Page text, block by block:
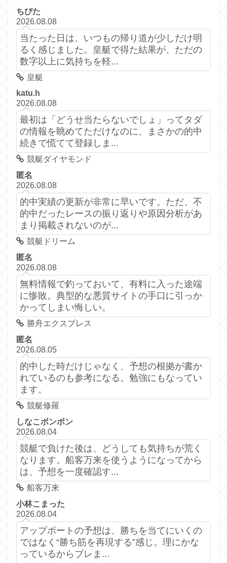
ちびた
2026.08.08
当たった日は、いつもの帰り道が少しだけ明
るく感じました。皇艇で得た結果が、ただの
数字以上に気持ちを軽...
皇艇
katu.h
2026.08.08
最初は「どうせ当たらないでしょ」ってタダ
の情報を眺めてただけなのに、まさかの的中
続きで慌てて登録しま...
競艇ダイヤモンド
匿名
2026.08.08
的中実績の更新が非常に早いです。ただ、不
的中だったレースの振り返りや原因分析があ
まり掲載されないのが...
競艇ドリーム
匿名
2026.08.08
無料情報で釣っておいて、有料に入った途端
に惨敗。典型的な悪質サイトの手口に引っか
かってしまい悔しい。
勝舟エクスプレス
匿名
2026.08.05
的中した時だけじゃなく、予想の根拠が書か
れているのも参考になる。勉強にもなってい
ます。
競艇修羅
しなこボンボン
2026.08.04
競艇で負けた後は、どうしても気持ちが荒く
なります。船客万来を使うようになってから
は、予想を一度確認す...
船客万来
小林こまった
2026.08.04
アップボートの予想は、勝ちを当てにいくの
ではなく“勝ち筋を再現する”感じ。理にかな
っているからブレま...